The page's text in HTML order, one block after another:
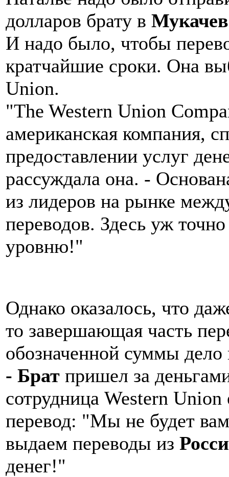
долларов брату в
И надо было, чтобы
кратчайшие сроки. Она
Union.
"The Western Union
американская компания,
предоставлении услуг
рассуждала она. -
из лидеров на рынке
переводов. Здесь уж
уровню!"
Однако оказалось, что
то завершающая часть
обозначенной суммы
- Брат пришел за
сотрудница Western Union
перевод: "Мы не будет
выдаем переводы из
денег!"